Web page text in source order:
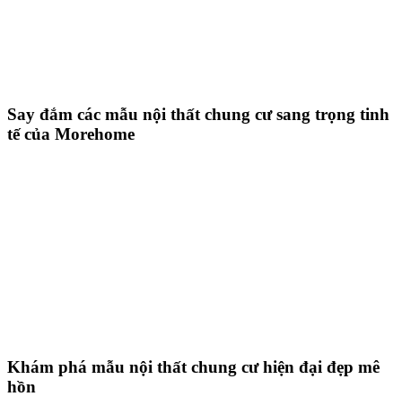
Say đắm các mẫu nội thất chung cư sang trọng tinh
tế của Morehome
Khám phá mẫu nội thất chung cư hiện đại đẹp mê
hồn